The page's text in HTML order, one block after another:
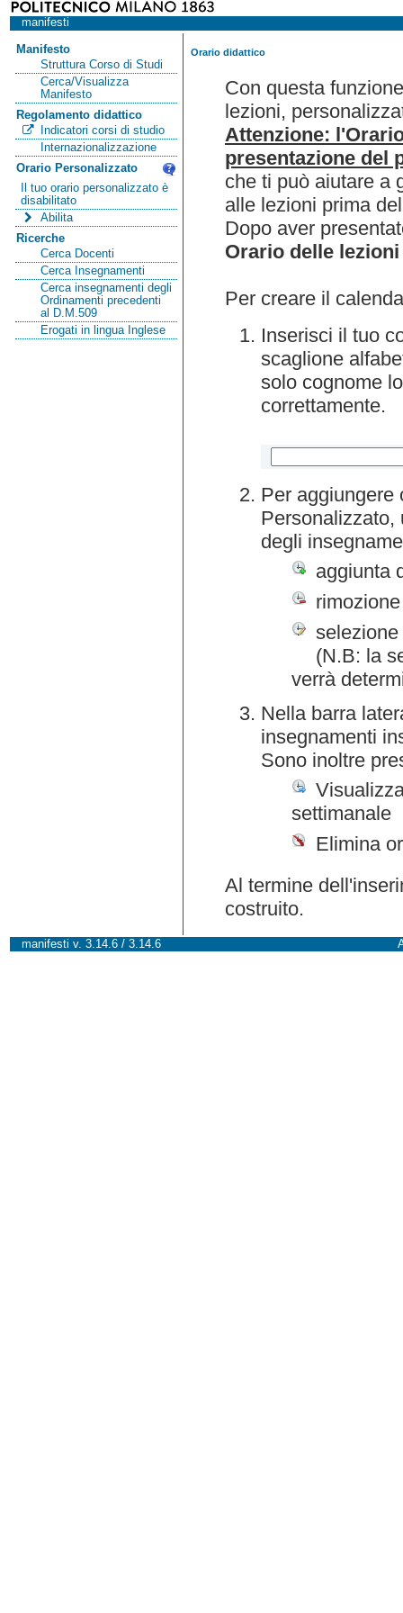
manifesti
Manifesto
Struttura Corso di Studi
Cerca/Visualizza
Manifesto
Regolamento didattico
Indicatori corsi di studio
Internazionalizzazione
Orario Personalizzato
Il tuo orario personalizzato è
disabilitato
Abilita
Ricerche
Cerca Docenti
Cerca Insegnamenti
Cerca insegnamenti degli
Ordinamenti precedenti
al D.M.509
Erogati in lingua Inglese
Orario didattico
Con questa
lezioni,
Attenzione:
presentazione del
che ti può aiutare a
alle lezioni prima
Dopo aver
Orario delle lezioni
Per creare il
Inserisci il tuo
scaglione
solo cognome
correttamente.
Per aggiungere
Personalizzato,
degli
aggiunta
(N.B: la
verrà
Nella barra
insegnamenti
Sono inoltre
settimanale
Elimina
Al termine
costruito.
manifesti v. 3.14.6 / 3.14.6